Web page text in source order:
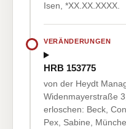
Isen, *XX.XX.XXXX.
VERÄNDERUNGEN
HRB 153775
von der Heydt
Widenmayerstraße
erloschen: Beck,
Pex, Sabine,